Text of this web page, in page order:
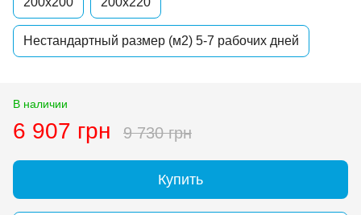
Нестандартный размер (м2) 5-7 рабочих дней
В наличии
6 907 грн 9 730 грн
Купить